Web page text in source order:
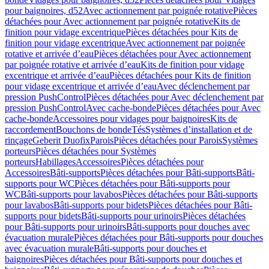
pour baignoires, d52Avec actionnement par poignée rotativePièces
détachées pour Avec actionnement par poignée rotativeKits de
finition pour vidage excentriquePièces détachées pour Kits de
finition pour vidage excentriqueAvec actionnement par poignée
rotative et arrivée d’eauPièces détachées pour Avec actionnement
par poignée rotative et arrivée d’eauKits de finition pour vidage
excentrique et arrivée d’eauPièces détachées pour Kits de finition
pour vidage excentrique et arrivée d’eauAvec déclenchement par
pression PushControlPièces détachées pour Avec déclenchement par
pression PushControlAvec cache-bondePièces détachées pour Avec
cache-bondeAccessoires pour vidages pour baignoiresKits de
raccordementBouchons de bondeTésSystèmes d’installation et de
rinçageGeberit DuofixParoisPièces détachées pour ParoisSystèmes
porteursPièces détachées pour Systèmes
porteursHabillagesAccessoiresPièces détachées pour
AccessoiresBâti-supportsPièces détachées pour Bâti-supportsBâti-
supports pour WCPièces détachées pour Bâti-supports pour
WCBâti-supports pour lavabosPièces détachées pour Bâti-supports
pour lavabosBâti-supports pour bidetsPièces détachées pour Bâti-
supports pour bidetsBâti-supports pour urinoirsPièces détachées
pour Bâti-supports pour urinoirsBâti-supports pour douches avec
évacuation muralePièces détachées pour Bâti-supports pour douches
avec évacuation muraleBâti-supports pour douches et
baignoiresPièces détachées pour Bâti-supports pour douches et